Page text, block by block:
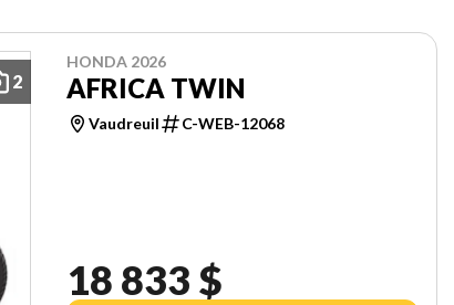
2
HONDA 2026
AFRICA TWIN
Vaudreuil C-WEB-12068
18 833 $